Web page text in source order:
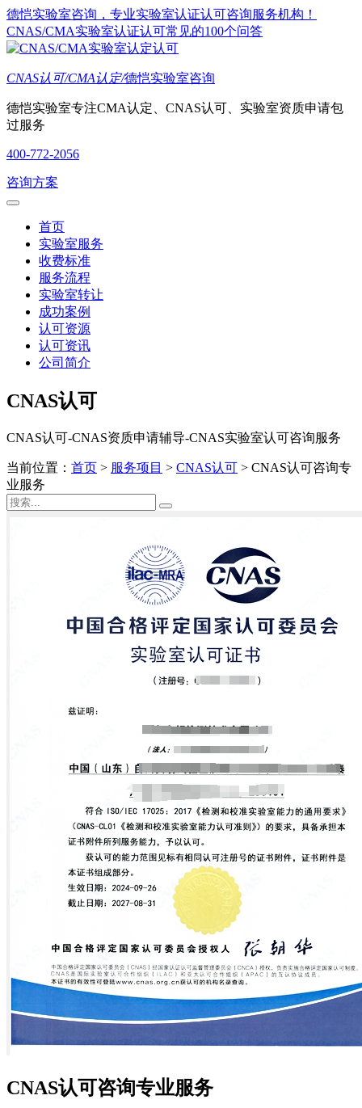
德恺实验室咨询，专业实验室认证认可咨询服务机构！
CNAS/CMA实验室认证认可常见的100个问答
CNAS认可/CMA认定/德恺实验室咨询
德恺实验室专注CMA认定、CNAS认可、实验室资质申请包
过服务
400-772-2056
咨询方案
首页
实验室服务
收费标准
服务流程
实验室转让
成功案例
认可资源
认可资讯
公司简介
CNAS认可
CNAS认可-CNAS资质申请辅导-CNAS实验室认可咨询服务
当前位置： 首页 > 服务项目 > CNAS认可 > CNAS认可咨询专
业服务
CNAS认可咨询专业服务